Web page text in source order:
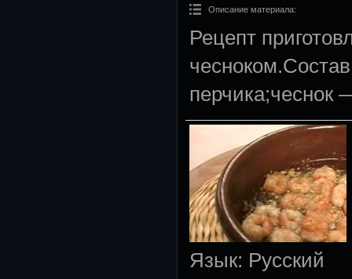
Описание материала:
Рецепт
перчика;чеснок
Язык: Русский